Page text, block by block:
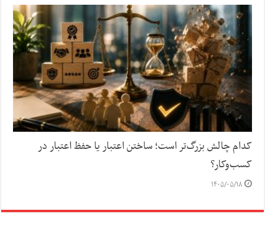
کدام چالش بزرگ‌تر است؛ ساختن اعتبار یا حفظ اعتبار در
کسب‌وکار؟
۱۴۰۵/۰۵/۱۸